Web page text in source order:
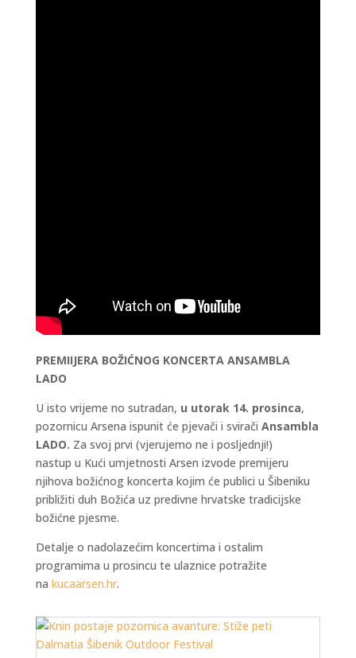
PREMIIJERA BOŽIĆNOG KONCERTA ANSAMBLA
LADO
U isto vrijeme no sutradan, u utorak 14. prosinca,
pozornicu Arsena ispunit će pjevači i svirači Ansambla
LADO. Za svoj prvi (vjerujemo ne i posljednji!)
nastup u Kući umjetnosti Arsen izvode premijeru
njihova božićnog koncerta kojim će publici u Šibeniku
približiti duh Božića uz predivne hrvatske tradicijske
božićne pjesme.
Detalje o nadolazećim koncertima i ostalim
programima u prosincu te ulaznice potražite
na kucaarsen.hr.